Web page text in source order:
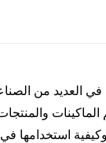
في العديد من
استخدامها